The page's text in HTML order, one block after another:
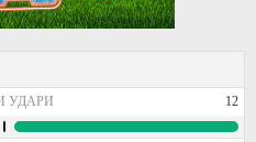
УДАРИ 12